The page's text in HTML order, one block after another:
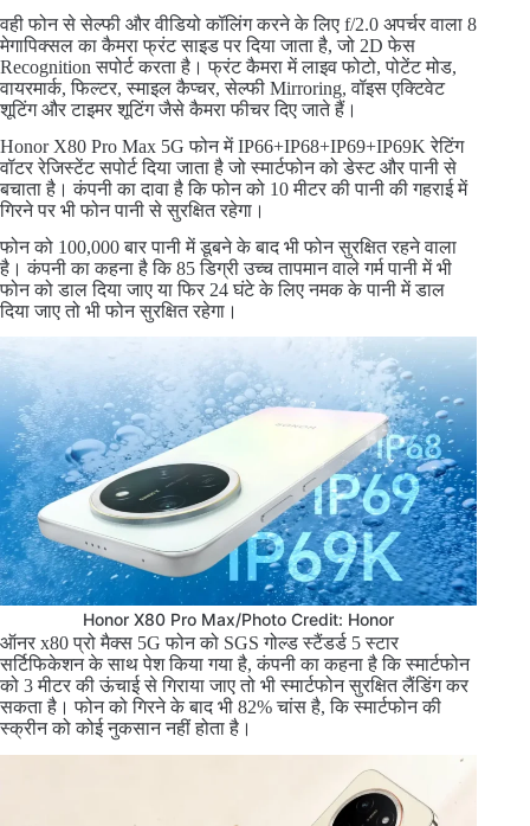
वही फोन से सेल्फी और वीडियो कॉलिंग करने के लिए f/2.0 अपर्चर वाला 8
मेगापिक्सल का कैमरा फ्रंट साइड पर दिया जाता है, जो 2D फेस
Recognition सपोर्ट करता है। फ्रंट कैमरा में लाइव फोटो, पोटेंट मोड,
वायरमार्क, फिल्टर, स्माइल कैप्चर, सेल्फी Mirroring, वॉइस एक्टिवेट
शूटिंग और टाइमर शूटिंग जैसे कैमरा फीचर दिए जाते हैं।
Honor X80 Pro Max 5G फोन में IP66+IP68+IP69+IP69K रेटिंग
वॉटर रेजिस्टेंट सपोर्ट दिया जाता है जो स्मार्टफोन को डेस्ट और पानी से
बचाता है। कंपनी का दावा है कि फोन को 10 मीटर की पानी की गहराई में
गिरने पर भी फोन पानी से सुरक्षित रहेगा।
फोन को 100,000 बार पानी में डूबने के बाद भी फोन सुरक्षित रहने वाला
है। कंपनी का कहना है कि 85 डिग्री उच्च तापमान वाले गर्म पानी में भी
फोन को डाल दिया जाए या फिर 24 घंटे के लिए नमक के पानी में डाल
दिया जाए तो भी फोन सुरक्षित रहेगा।
Honor X80 Pro Max/Photo Credit: Honor
ऑनर x80 प्रो मैक्स 5G फोन को SGS गोल्ड स्टैंडर्ड 5 स्टार
सर्टिफिकेशन के साथ पेश किया गया है, कंपनी का कहना है कि स्मार्टफोन
को 3 मीटर की ऊंचाई से गिराया जाए तो भी स्मार्टफोन सुरक्षित लैंडिंग कर
सकता है। फोन को गिरने के बाद भी 82% चांस है, कि स्मार्टफोन की
स्क्रीन को कोई नुकसान नहीं होता है।